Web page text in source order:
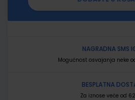
NAGRADNA SMS
Mogućnost osvajanja neke
BESPLATNA
Za iznose veće od